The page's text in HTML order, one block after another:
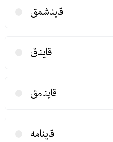
قایناشمق
قایناق
قاینامق
قاینامه